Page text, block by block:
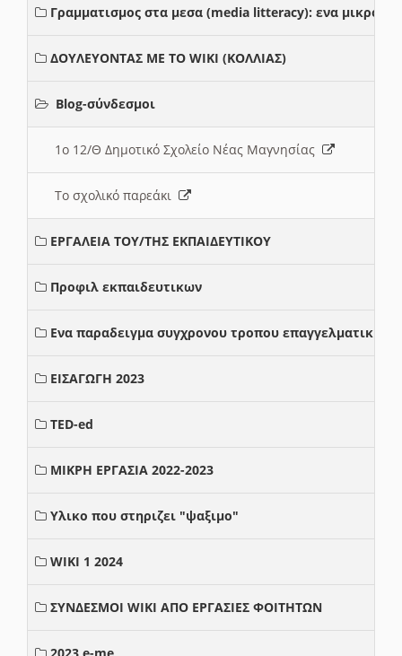
Γραμματισμος στα μεσα (media litteracy): ενα μικρο
ΔΟΥΛΕΥΟΝΤΑΣ ΜΕ ΤΟ WIKI (ΚΟΛΛΙΑΣ)
Blog-σύνδεσμοι
1ο 12/Θ Δημοτικό Σχολείο Νέας Μαγνησίας
Το σχολικό παρεάκι
ΕΡΓΑΛΕΙΑ ΤΟΥ/ΤΗΣ ΕΚΠΑΙΔΕΥΤΙΚΟΥ
Προφιλ εκπαιδευτικων
Ενα παραδειγμα συγχρονου τροπου επαγγελματικης
ΕΙΣΑΓΩΓΗ 2023
TED-ed
ΜΙΚΡΗ ΕΡΓΑΣΙΑ 2022-2023
Υλικο που στηριζει "ψαξιμο"
WIKI 1 2024
ΣΥΝΔΕΣΜΟΙ WIKI ΑΠΟ ΕΡΓΑΣΙΕΣ ΦΟΙΤΗΤΩΝ